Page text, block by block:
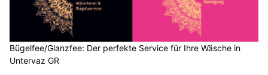
Bügelfee/Glanzfee: Der perfekte Service für Ihre Wäsche in
Untervaz GR